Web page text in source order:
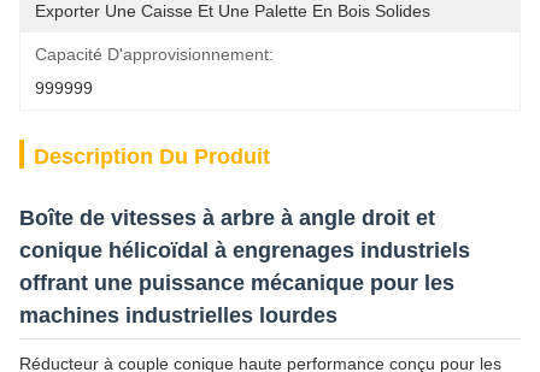
Exporter Une Caisse Et Une Palette En Bois Solides
Capacité D'approvisionnement:
999999
Description Du Produit
Boîte de vitesses à arbre à angle droit et
conique hélicoïdal à engrenages industriels
offrant une puissance mécanique pour les
machines industrielles lourdes
Réducteur à couple conique haute performance conçu pour les